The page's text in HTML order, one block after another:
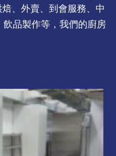
、外賣、到會服務、中
品製作等，我們的廚房